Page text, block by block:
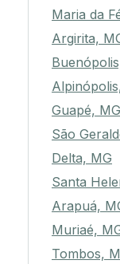
Maria da
Argirita,
Guapé, MG
São
Delta, MG
Santa
Arapuá,
Muriaé,
Tombos,